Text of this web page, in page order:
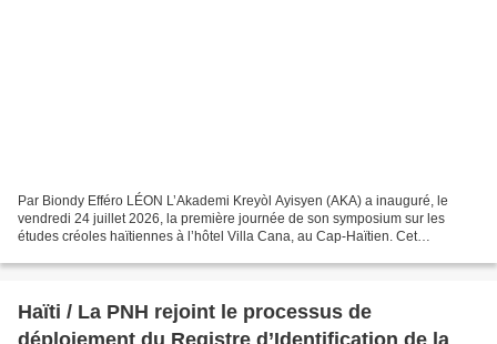
Par Biondy Efféro LÉON L’Akademi Kreyòl Ayisyen (AKA) a inauguré, le
vendredi 24 juillet 2026, la première journée de son symposium sur les
études créoles haïtiennes à l’hôtel Villa Cana, au Cap-Haïtien. Cet
Haïti / La PNH rejoint le processus de